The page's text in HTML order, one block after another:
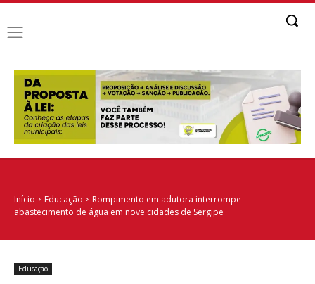
Início Educação
Rompimento em adutora interrompe
abastecimento de água em nove cidades de Sergipe
Educação